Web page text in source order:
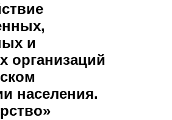
и
организаций
населения.